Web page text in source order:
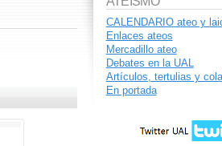
CALENDARIO ateo y
Enlaces ateos
Mercadillo ateo
Debates en la UAL
Artículos, tertulias y
En portada